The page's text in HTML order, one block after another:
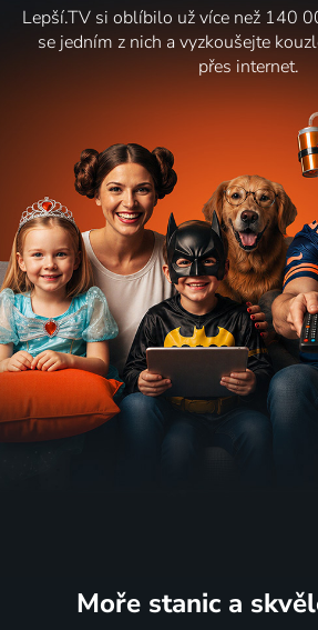
Lepší.TV si oblíbilo už více než 140
se jedním z nich a vyzkoušejte
přes internet.
Moře stanic a